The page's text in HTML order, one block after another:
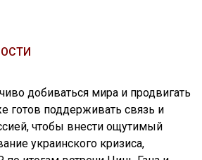
добиваться мира и продвигать
готов поддерживать связь и
чтобы внести ощутимый
украинского кризиса,